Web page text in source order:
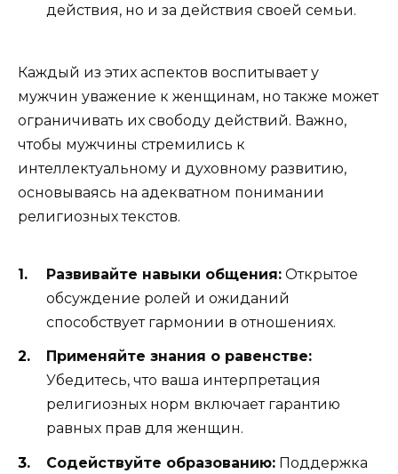
действия, но и за действия своей семьи.
Каждый из этих аспектов воспитывает у
мужчин уважение к женщинам, но также может
ограничивать их свободу действий. Важно,
чтобы мужчины стремились к
интеллектуальному и духовному развитию,
основываясь на адекватном понимании
религиозных текстов.
Развивайте навыки общения: Открытое
обсуждение ролей и ожиданий
способствует гармонии в отношениях.
Применяйте знания о равенстве:
Убедитесь, что ваша интерпретация
религиозных норм включает гарантию
равных прав для женщин.
Содействуйте образованию: Поддержка